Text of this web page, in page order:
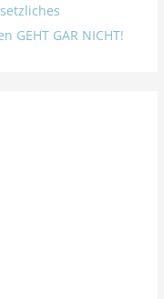
GEHT GAR NICHT!